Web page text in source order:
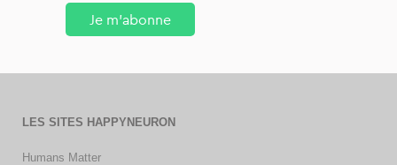
Je m'abonne
LES SITES HAPPYNEURON
Humans Matter